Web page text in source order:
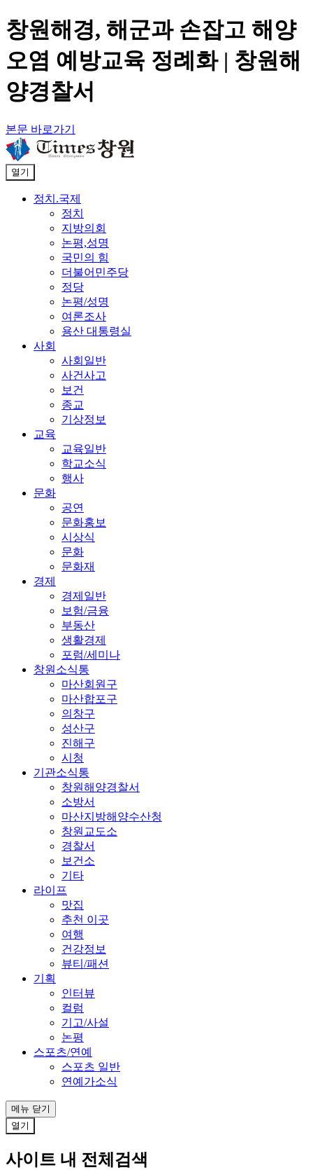
창원해경, 해군과 손잡고 해양
오염 예방교육 정례화 | 창원해
양경찰서
본문 바로가기
열기
정치.국제
정치
지방의회
논평,성명
국민의 힘
더불어민주당
정당
논평/성명
여론조사
용산 대통령실
사회
사회일반
사건사고
보건
종교
기상정보
교육
교육일반
학교소식
행사
문화
공연
문화홍보
시상식
문화
문화재
경제
경제일반
보험/금융
부동산
생활경제
포럼/세미나
창원소식통
마산회원구
마산합포구
의창구
성산구
진해구
시청
기관소식통
창원해양경찰서
소방서
마산지방해양수산청
창원교도소
경찰서
보건소
기타
라이프
맛집
추천 이곳
여행
건강정보
뷰티/패션
기획
인터뷰
컬럼
기고/사설
논평
스포츠/연예
스포츠 일반
연예가소식
메뉴 닫기
열기
사이트 내 전체검색